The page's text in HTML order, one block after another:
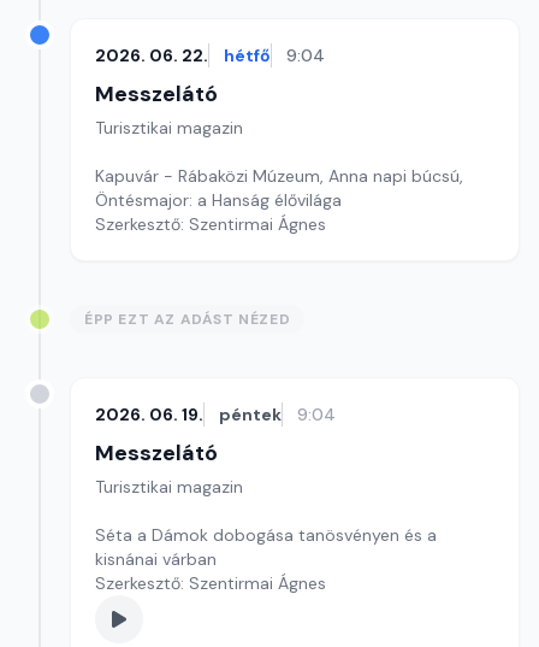
2026. 06. 22. hétfő 9:04
Messzelátó
Turisztikai magazin
Kapuvár - Rábaközi Múzeum, Anna napi búcsú,
Öntésmajor: a Hanság élővilága
Szerkesztő: Szentirmai Ágnes
ÉPP EZT AZ ADÁST NÉZED
2026. 06. 19. péntek 9:04
Messzelátó
Turisztikai magazin
Séta a Dámok dobogása tanösvényen és a
kisnánai várban
Szerkesztő: Szentirmai Ágnes